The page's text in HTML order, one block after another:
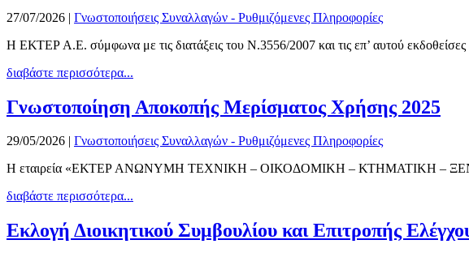
27/07/2026 | Γνωστοποιήσεις Συναλλαγών - Ρυθμιζόμενες Πληροφορίες
Η ΕΚΤΕΡ Α.Ε. σύμφωνα με τις διατάξεις του Ν.3556/2007 και τις επ’ αυτού εκδοθείσες
διαβάστε περισσότερα...
Γνωστοποίηση Αποκοπής Μερίσματος Χρήσης 2025
29/05/2026 | Γνωστοποιήσεις Συναλλαγών - Ρυθμιζόμενες Πληροφορίες
Η εταιρεία «EΚΤΕΡ ΑΝΩΝΥΜΗ ΤΕΧΝΙΚΗ – ΟΙΚΟΔΟΜΙΚΗ – ΚΤΗΜΑΤΙΚΗ –
διαβάστε περισσότερα...
Εκλογή Διοικητικού Συμβουλίου και Επιτροπής